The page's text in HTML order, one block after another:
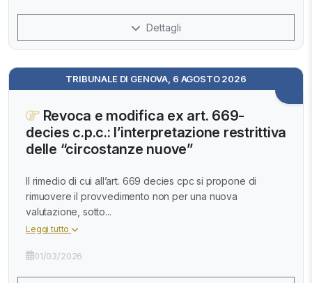
Dettagli
TRIBUNALE DI GENOVA, 6 AGOSTO 2026
Revoca e modifica ex art. 669-
decies c.p.c.: l’interpretazione restrittiva
delle “circostanze nuove”
Il rimedio di cui all’art. 669 decies cpc si propone di
rimuovere il provvedimento non per una nuova
valutazione, sotto...
Leggi tutto
01/03/2026